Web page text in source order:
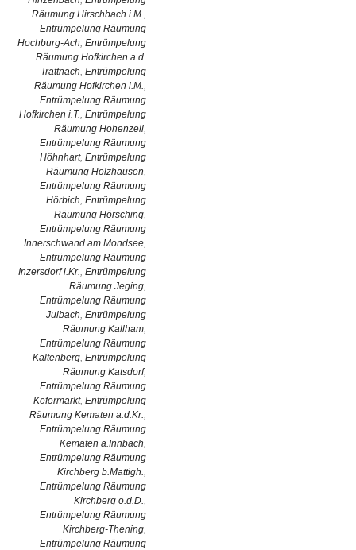
Räumung Hirschbach i.M.,
Entrümpelung Räumung
Hochburg-Ach, Entrümpelung
Räumung Hofkirchen a.d.
Trattnach, Entrümpelung
Räumung Hofkirchen i.M.,
Entrümpelung Räumung
Hofkirchen i.T., Entrümpelung
Räumung Hohenzell,
Entrümpelung Räumung
Höhnhart, Entrümpelung
Räumung Holzhausen,
Entrümpelung Räumung
Hörbich, Entrümpelung
Räumung Hörsching,
Entrümpelung Räumung
Innerschwand am Mondsee,
Entrümpelung Räumung
Inzersdorf i.Kr., Entrümpelung
Räumung Jeging,
Entrümpelung Räumung
Julbach, Entrümpelung
Räumung Kallham,
Entrümpelung Räumung
Kaltenberg, Entrümpelung
Räumung Katsdorf,
Entrümpelung Räumung
Kefermarkt, Entrümpelung
Räumung Kematen a.d.Kr.,
Entrümpelung Räumung
Kematen a.Innbach,
Entrümpelung Räumung
Kirchberg b.Mattigh.,
Entrümpelung Räumung
Kirchberg o.d.D.,
Entrümpelung Räumung
Kirchberg-Thening,
Entrümpelung Räumung